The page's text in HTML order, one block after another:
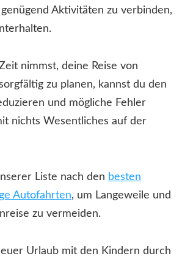
Aktivitäten zu verbinden,
nimmst, deine Reise von
zu planen, kannst du den
und mögliche Fehler
nichts Wesentliches auf der
Liste nach den besten
Autofahrten, um Langeweile und
zu vermeiden.
Urlaub mit den Kindern durch